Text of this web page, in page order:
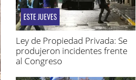
ESTE JUEVES
Ley de Propiedad Privada: Se
produjeron incidentes frente
al Congreso